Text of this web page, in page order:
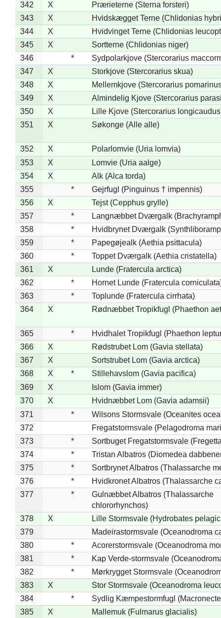
342 X
Prærieterne (Sterna forsteri)
343
X
Hvidskægget Terne (Chlidonias
344
X
Hvidvinget Terne (Chlidonias
345
X
Sortterne (Chlidonias niger)
346
*
Sydpolarkjove (Stercorarius
347
X
Storkjove (Stercorarius skua)
348
X
Mellemkjove (Stercorarius
349
X
Almindelig Kjove (Stercorarius
350
X
Lille Kjove (Stercorarius
351
X Søkonge (Alle alle)
352 X
Polarlomvie (Uria lomvia)
353
X
Lomvie (Uria aalge)
354
X
Alk (Alca torda)
355
*
Gejrfugl (Pinguinus † impennis)
356
X
Tejst (Cepphus grylle)
357
*
Langnæbbet Dværgalk
358
*
Hvidbrynet Dværgalk
359
*
Papegøjealk (Aethia psittacula)
360
*
Toppet Dværgalk (Aethia cristatella)
361
X
Lunde (Fratercula arctica)
362
*
Hornet Lunde (Fratercula
363
*
Toplunde (Fratercula cirrhata)
364
X Rødnæbbet Tropikfugl (Phaethon
365 *
Hvidhalet Tropikfugl (Phaethon
366
X
Rødstrubet Lom (Gavia stellata)
367
X
Sortstrubet Lom (Gavia arctica)
368
X *
Stillehavslom (Gavia pacifica)
369
X
Islom (Gavia immer)
370
X
Hvidnæbbet Lom (Gavia adamsii)
371
*
Wilsons Stormsvale (Oceanites
372
Fregatstormsvale (Pelagodroma
373
*
Sortbuget Fregatstormsvale
374
*
Tristan Albatros (Diomedea
375
*
Sortbrynet Albatros (Thalassarche
376
*
Hvidkronet Albatros (Thalassarche
377
*
Gulnæbbet Albatros (Thalassarche
chlororhynchos)
378
X
Lille Stormsvale (Hydrobates
379
Madeirastormsvale (Oceanodroma
380
*
Acorerstormsvale (Oceanodroma
381
*
Kap Verde-stormsvale
382
*
Mørkrygget Stormsvale
383
X
Stor Stormsvale (Oceanodroma
384
*
Sydlig Kæmpestormfugl
385
X
Mallemuk (Fulmarus glacialis)